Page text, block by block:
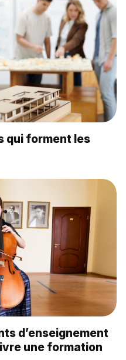
qui forment les
d’enseignement
une formation